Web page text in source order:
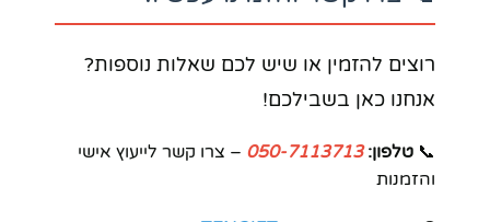
רוצים להזמין או שיש לכם שאלות נוספות?
אנחנו כאן בשבילכם!
📞 טלפון: 050-7113713 – צרו קשר לייעוץ אישי
והזמנות